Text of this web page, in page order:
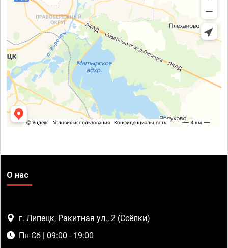
О нас
г. Липецк, Ракитная ул., 2 (Ссёлки)
Пн-Сб | 09:00 - 19:00